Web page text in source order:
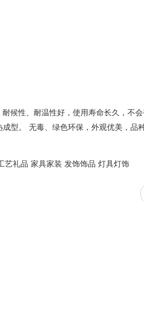
候性、耐温性好，使用寿命长久，不
型。 无毒、绿色环保，外观优美，品
艺礼品 家具家装 发饰饰品 灯具灯饰